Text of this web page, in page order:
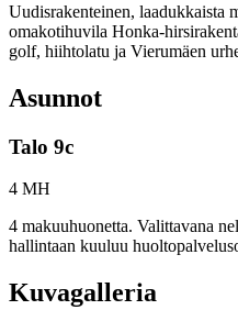
Uudisrakenteinen, laadukkaista
omakotihuvila Honka-
golf, hiihtolatu ja Vierumäen
Asunnot
Talo 9c
4 MH
4 makuuhuonetta. Valittavana
hallintaan kuuluu
Kuvagalleria